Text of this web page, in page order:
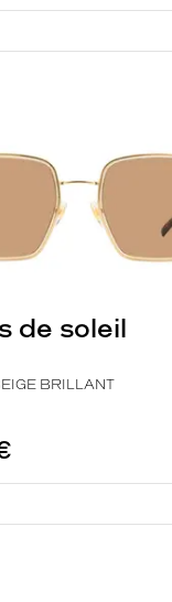
de soleil
BRILLANT